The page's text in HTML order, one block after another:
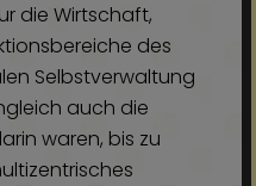
die Wirtschaft,
des
Selbstverwaltung
auch die
waren, bis zu